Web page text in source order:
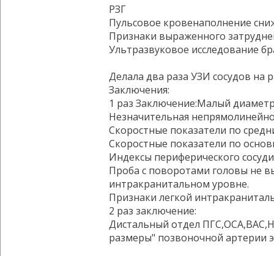
РЗГ
Пульсовое кровенаполнение
Признаки выраженного
Ультразвуковое исследование
Делала два раза УЗИ сосудов на
Заключения:
1 раз Заключение:Малый
Незначительная
Скоростные показатели по
Скоростные показатели по
Индексы периферического
Проба с поворотами головы не
интракранитальном уровне.
Признаки легкой
2 раз заключение:
Дистальный отдел
размеры" позвоночной артерии